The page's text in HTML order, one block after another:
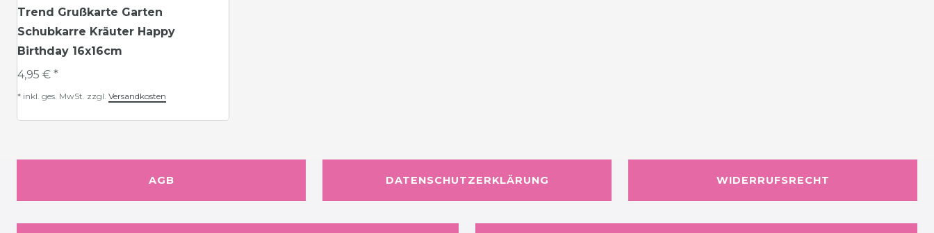
Trend Grußkarte Garten
Schubkarre Kräuter Happy
Birthday 16x16cm
4,95 € *
* inkl. ges. MwSt. zzgl. Versandkosten
AGB DATENSCHUTZERKLÄRUNG WIDERRUFSRECHT